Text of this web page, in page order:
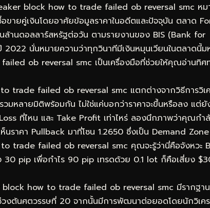
block how to trade failed ob reversal smc ห
ซื้อขายคู่เงินโดยอาศัยข้อมูลราคาในอดีตและปัจจุบัน ตลาด
ล้านดอลลาร์สหรัฐต่อวัน ตามรายงานของ BIS (Bank for
นั่นหมายความว่าทุกวินาทีมีเงินหมุนเวียนในตลาดนี้ม
ob reversal smc เป็นเครื่องมือที่ช่วยให้คุณอ่านทิศ
trade failed ob reversal smc แตกต่างจากวิธีการวิเ
วมหลายมิติพร้อมกัน ไม่ใช่แค่บอกว่าราคาจะขึ้นหรือลง แต่ยั
ที่ไหน และ Take Profit เท่าไหร่ ลองนึกภาพว่าคุณก
นราคา Pullback มาที่โซน 1.2650 ซึ่งเป็น Demand
trade failed ob reversal smc คุณจะรู้ว่านี่คือจังหวะ
30 pip เพื่อกำไร 90 pip เทรดด้วย 0.1 lot ก็คือเสี่ยง
block how to trade failed ob reversal smc มีรากฐา
ต้นศตวรรษที่ 20 จากนั้นมีการพัฒนาต่อยอดโดยนักวิเคร